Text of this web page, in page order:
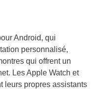
Android, qui
personnalisé,
qui offrent un
Les Apple Watch et
leurs propres assistants